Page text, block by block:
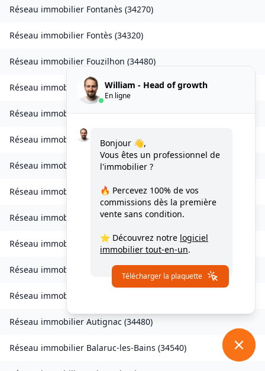
Réseau immobilier Fontanès (34270)
Réseau immobilier Fontès (34320)
Réseau immobilier Fouzilhon (34480)
Réseau immobilierGrabels(34790)
Réseau immobilierJacou(34830)
Réseau immobilierLodève(34700)
Réseau immobilier Magalas(34480 )
Réseau immobilier Marseillan(34340)
Réseau immobilier Mas-de-Londres(34380)
Réseau immobilier Mérifons(34800)
Réseau immobilier Aigues-Vives
Réseau immobilier
Réseau immobilier Autignac (34480)
Réseau immobilier Balaruc-les-Bains (34540)
William - Head of growth
En ligne
Bonjour 👋,
Vous êtes un professionnel de
l'immobilier ?
🔥 Percevez 100% de vos
commissions dès la première
vente sans condition.
⭐ Découvrez notre logiciel
immobilier tout-en-un.
Télécharger la plaquette